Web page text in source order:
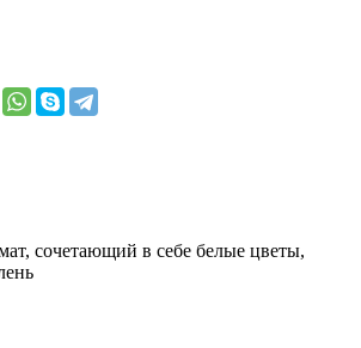
сочетающий в себе белые цветы,